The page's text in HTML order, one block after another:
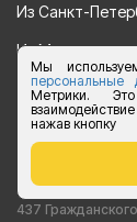
Мы
персональные
Метрики.
нажав кнопку
Из Санкт-
Из Москвы
Все права
Информация на
является
437